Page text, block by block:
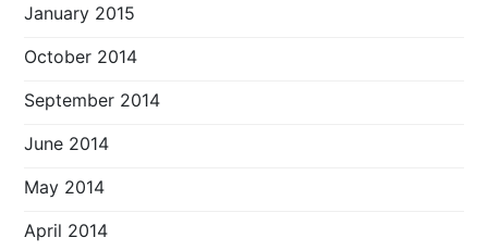
January 2015
October 2014
September 2014
June 2014
May 2014
April 2014